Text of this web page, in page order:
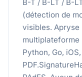
B-T / B-LT / B-
(détection de
visibles. Apryse
multiplateforme
Python, Go,